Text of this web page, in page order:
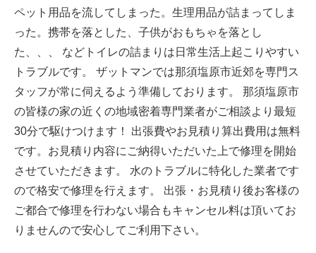
ペット用品を流してしまった。生理用品が詰まってしま
った。携帯を落とした、子供がおもちゃを落とし
た、、、 などトイレの詰まりは日常生活上起こりやすい
トラブルです。 ザットマンでは那須塩原市近郊を専門ス
タッフが常に伺えるよう準備しております。 那須塩原市
の皆様の家の近くの地域密着専門業者がご相談より最短
30分で駆けつけます！ 出張費やお見積り算出費用は無料
です。お見積り内容にご納得いただいた上で修理を開始
させていただきます。 水のトラブルに特化した業者です
ので格安で修理を行えます。 出張・お見積り後お客様の
ご都合で修理を行わない場合もキャンセル料は頂いてお
りませんので安心してご利用下さい。